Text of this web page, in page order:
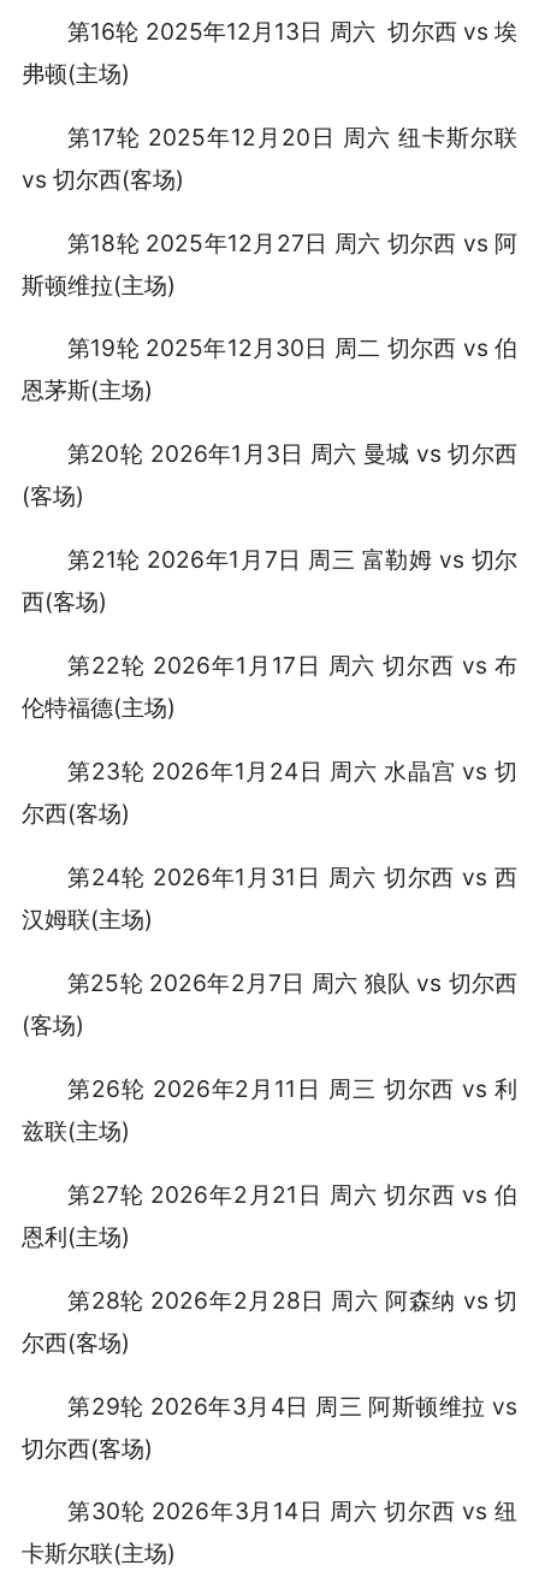
第16轮 2025年12月13日 周六 切尔西 vs 埃
弗顿(主场)
第17轮 2025年12月20日 周六 纽卡斯尔联
vs 切尔西(客场)
第18轮 2025年12月27日 周六 切尔西 vs 阿
斯顿维拉(主场)
第19轮 2025年12月30日 周二 切尔西 vs 伯
恩茅斯(主场)
第20轮 2026年1月3日 周六 曼城 vs 切尔西
(客场)
第21轮 2026年1月7日 周三 富勒姆 vs 切尔
西(客场)
第22轮 2026年1月17日 周六 切尔西 vs 布
伦特福德(主场)
第23轮 2026年1月24日 周六 水晶宫 vs 切
尔西(客场)
第24轮 2026年1月31日 周六 切尔西 vs 西
汉姆联(主场)
第25轮 2026年2月7日 周六 狼队 vs 切尔西
(客场)
第26轮 2026年2月11日 周三 切尔西 vs 利
兹联(主场)
第27轮 2026年2月21日 周六 切尔西 vs 伯
恩利(主场)
第28轮 2026年2月28日 周六 阿森纳 vs 切
尔西(客场)
第29轮 2026年3月4日 周三 阿斯顿维拉 vs
切尔西(客场)
第30轮 2026年3月14日 周六 切尔西 vs 纽
卡斯尔联(主场)